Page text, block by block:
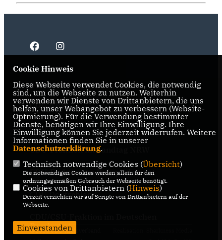
IMPRESSUM DATENSCHUTZ KONTAKT
CDU NRW
CDU Ruhr
CDU-Fraktion im Landtag NRW
CDU-Fraktion im Ruhrparlament
CDU Deutschland
Bundestag
@2026 CDU Kreisverband
Cookie Hinweis
Diese Webseite verwendet Cookies, die notwendig
sind, um die Webseite zu nutzen. Weiterhin
verwenden wir Dienste von Drittanbietern, die uns
helfen, unser Webangebot zu verbessern (Website-
Optmierung). Für die Verwendung bestimmter
Dienste, benötigen wir Ihre Einwilligung. Ihre
Einwilligung können Sie jederzeit widerrufen. Weitere
Informationen finden Sie in unserer
Datenschutzerklärung.
Technisch notwendige Cookies (Übersicht)
Die notwendigen Cookies werden allein für den
ordnungsgemäßen Gebrauch der Webseite benötigt.
Cookies von Drittanbietern (Hinweis)
Derzeit verzichten wir auf Scripte von Drittanbietern auf der
Webseite.
Einverstanden